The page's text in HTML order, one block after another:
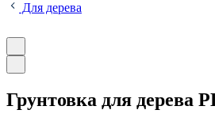
Для дерева
Грунтовка для дерева